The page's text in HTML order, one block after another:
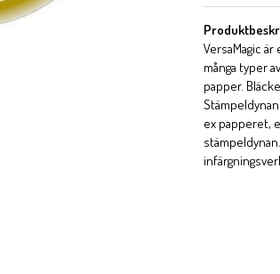
VersaMagic
många typer
papper.
ex papperet,